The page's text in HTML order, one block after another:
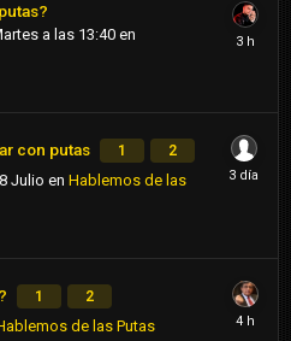
a las 13:40 en
con putas 1 2
Julio en Hablemos de las
1 2
de las Putas